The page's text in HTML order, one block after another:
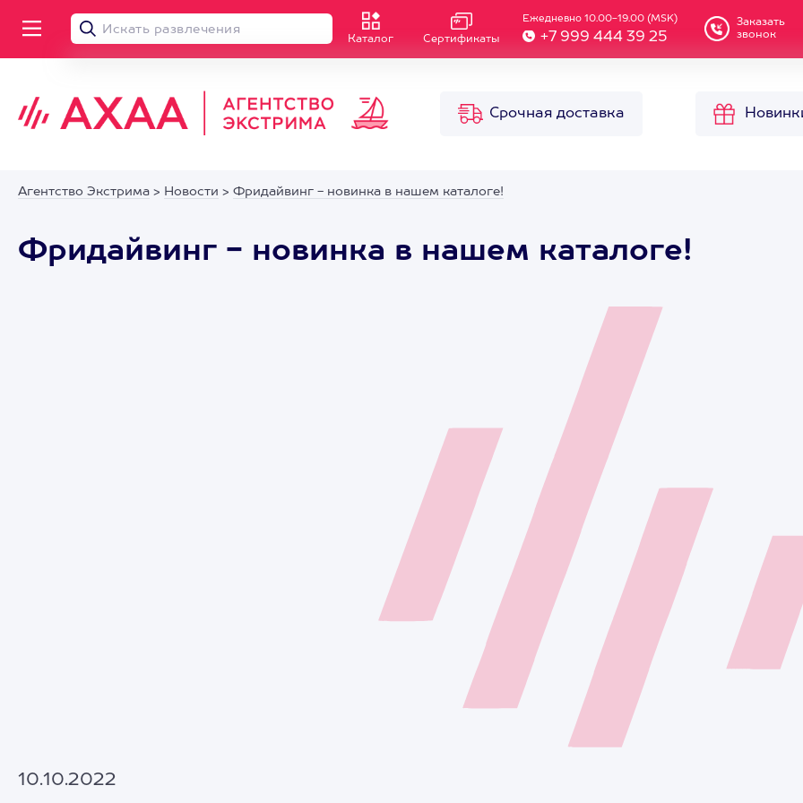
Каталог Сертификаты
Ежедневно 10.00-19.00 (MSK)
+7 999 444 39 25
Заказать
звонок
Срочная доставка
Агентство Экстрима > Новости > Фридайвинг - новинка в нашем каталоге!
Фридайвинг - новинка в нашем каталоге!
10.10.2022